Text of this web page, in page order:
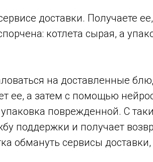
доставки. Получаете
котлета сырая, а
на доставленные
ее, а затем с помощью
поврежденной. С
поддержки и получает
обмануть сервисы